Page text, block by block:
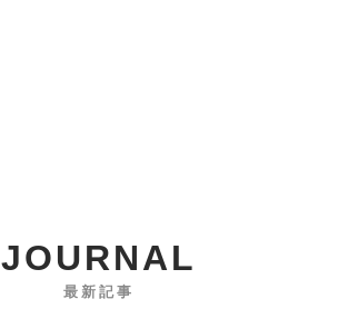
JOURNAL
最新記事